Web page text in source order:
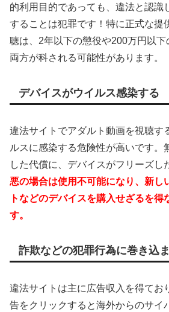
的利用目的であっても、違法と認識
することは犯罪です！特に正式な提
聴は、2年以下の懲役や200万円以
両方が科される可能性があります。
デバイスがウイルス感染する
違法サイトでアダルト動画を視聴す
ルスに感染する危険性が高いです。
した代償に、デバイスがフリーズし
悪の場合は使用不可能になり、新し
トなどのデバイスを購入せざるを得
す。
詐欺などの犯罪行為に巻き込
違法サイトは主に広告収入を得てお
告をクリックすると海外からのサイ